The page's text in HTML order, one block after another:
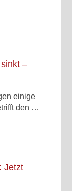
–
einige
den …
Jetzt